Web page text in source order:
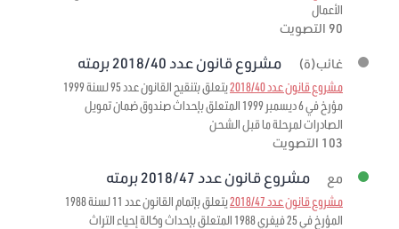
الأعمال
90 التصويت
غائب(ة) مشروع قانون عدد 2018/40 برمته
مشروع قانون عدد 2018/40
يتعلق بتنقيح القانون عدد 95 لسنة 1999
مؤرخ في 6 ديسمبر 1999 المتعلق بإحداث صندوق ضمان تمويل
الصادرات لمرحلة ما قبل الشحن
103 التصويت
مع مشروع قانون عدد 2018/47 برمته
مشروع قانون عدد 2018/47
يتعلق بإتمام القانون عدد 11 لسنة 1988
المؤرخ في 25 فيفري 1988 المتعلق بإحداث وكالة إحياء التراث